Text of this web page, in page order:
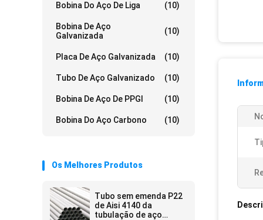
Bobina Do Aço De Liga (10)
Bobina De Aço
Galvanizada
(10)
Placa De Aço Galvanizada (10)
Tubo De Aço Galvanizado (10)
Bobina De Aço De PPGI (10)
Bobina Do Aço Carbono (10)
Os Melhores Produtos
Tubo sem emenda P22
de Aisi 4140 da
tubulação de aço